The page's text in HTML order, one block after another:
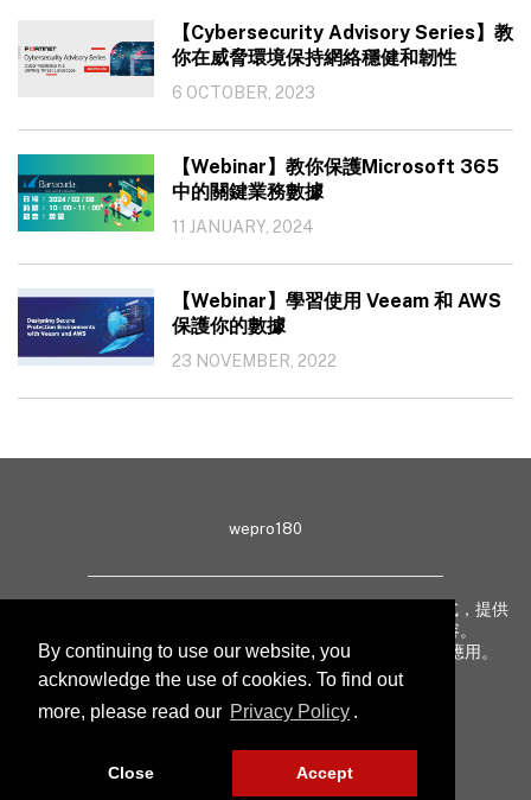
By continuing to use our website, you
acknowledge the use of cookies. To find out
more, please read our Privacy Policy .
Close Accept
【Cybersecurity Advisory Series】教
你在威脅環境保持網絡穩健和韌性
6 OCTOBER, 2023
【Webinar】教你保護Microsoft 365
中的關鍵業務數據
11 JANUARY, 2024
【Webinar】學習使用 Veeam 和 AWS
保護你的數據
23 NOVEMBER, 2022
wepro180
wepro180 由 IT 業界專家組成，以生動有趣、深入淺出方式，提供
最新 IT 動態、趨勢、技術、行業熱話、專題報導等內容。
致力提升亞太地區科技知識及網絡安全意識，促進新技術應用。